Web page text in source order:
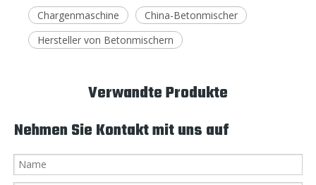
Chargenmaschine
China-Betonmischer
Hersteller von Betonmischern
Verwandte Produkte
Nehmen Sie Kontakt mit uns auf